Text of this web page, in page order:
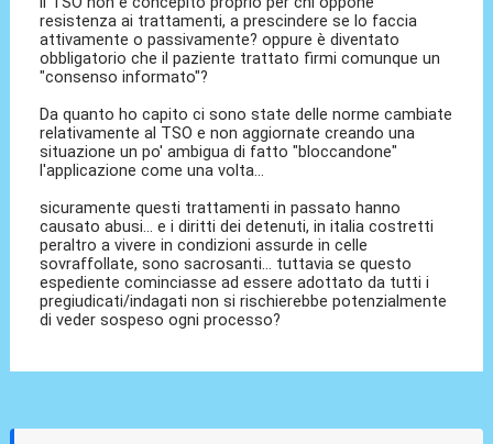
resistenza ai trattamenti, a prescindere se lo faccia
attivamente o passivamente? oppure è diventato
obbligatorio che il paziente trattato firmi comunque un
"consenso informato"?
Da quanto ho capito ci sono state delle norme cambiate
relativamente al TSO e non aggiornate creando una
situazione un po' ambigua di fatto "bloccandone"
l'applicazione come una volta...
sicuramente questi trattamenti in passato hanno
causato abusi... e i diritti dei detenuti, in italia costretti
peraltro a vivere in condizioni assurde in celle
sovraffollate, sono sacrosanti... tuttavia se questo
espediente cominciasse ad essere adottato da tutti i
pregiudicati/indagati non si rischierebbe potenzialmente
di veder sospeso ogni processo?